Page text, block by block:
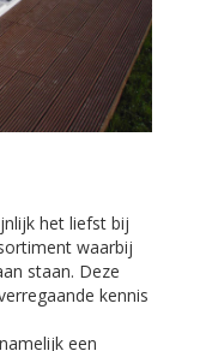
het liefst bij
waarbij
staan. Deze
kennis
een